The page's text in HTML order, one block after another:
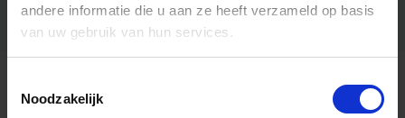
andere informatie die u aan ze heeft verzameld op basis
van uw gebruik van hun services.
Noodzakelijk
Algemene informatie